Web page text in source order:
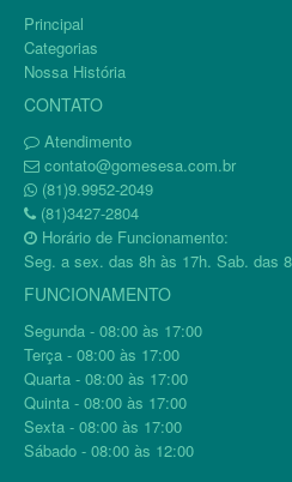
Principal
Categorias
Nossa História
CONTATO
Atendimento
contato@gomesesa.com.br
(81)9.9952-2049
(81)3427-2804
Horário de Funcionamento:
Seg. a sex. das 8h às 17h. Sab. das
FUNCIONAMENTO
Segunda - 08:00 às 17:00
Terça - 08:00 às 17:00
Quarta - 08:00 às 17:00
Quinta - 08:00 às 17:00
Sexta - 08:00 às 17:00
Sábado - 08:00 às 12:00